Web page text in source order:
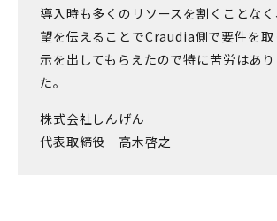
導入時も多くのリソースを割くことな
望を伝えることでCraudia側で要件を
示を出してもらえたので特に苦労はあり
た。
株式会社しんげん
代表取締役 高木啓之